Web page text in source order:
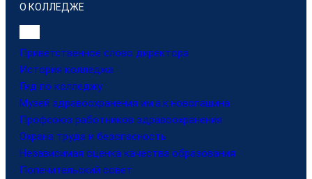
О КОЛЛЕДЖЕ
Приветственное слово директора
История колледжа
Гид по колледжу
Музей здравоохранения им.а.к.новопашина
Профсоюз работников здравоохранения
Охрана труда и безопасность
Независимая оценка качества образования
Попечительский совет